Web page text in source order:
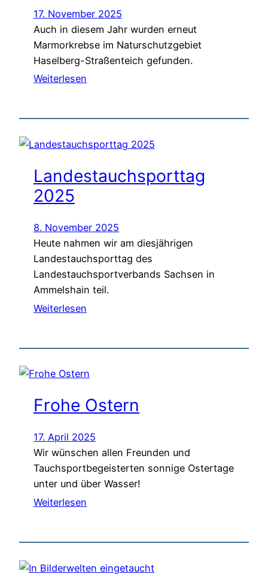
17. November 2025
Auch in diesem Jahr wurden erneut
Marmorkrebse im Naturschutzgebiet
Haselberg-Straßenteich gefunden.
Weiterlesen
Landestauchsporttag
2025
8. November 2025
Heute nahmen wir am diesjährigen
Landestauchsporttag des
Landestauchsportverbands Sachsen in
Ammelshain teil.
Weiterlesen
Frohe Ostern
17. April 2025
Wir wünschen allen Freunden und
Tauchsportbegeisterten sonnige Ostertage
unter und über Wasser!
Weiterlesen